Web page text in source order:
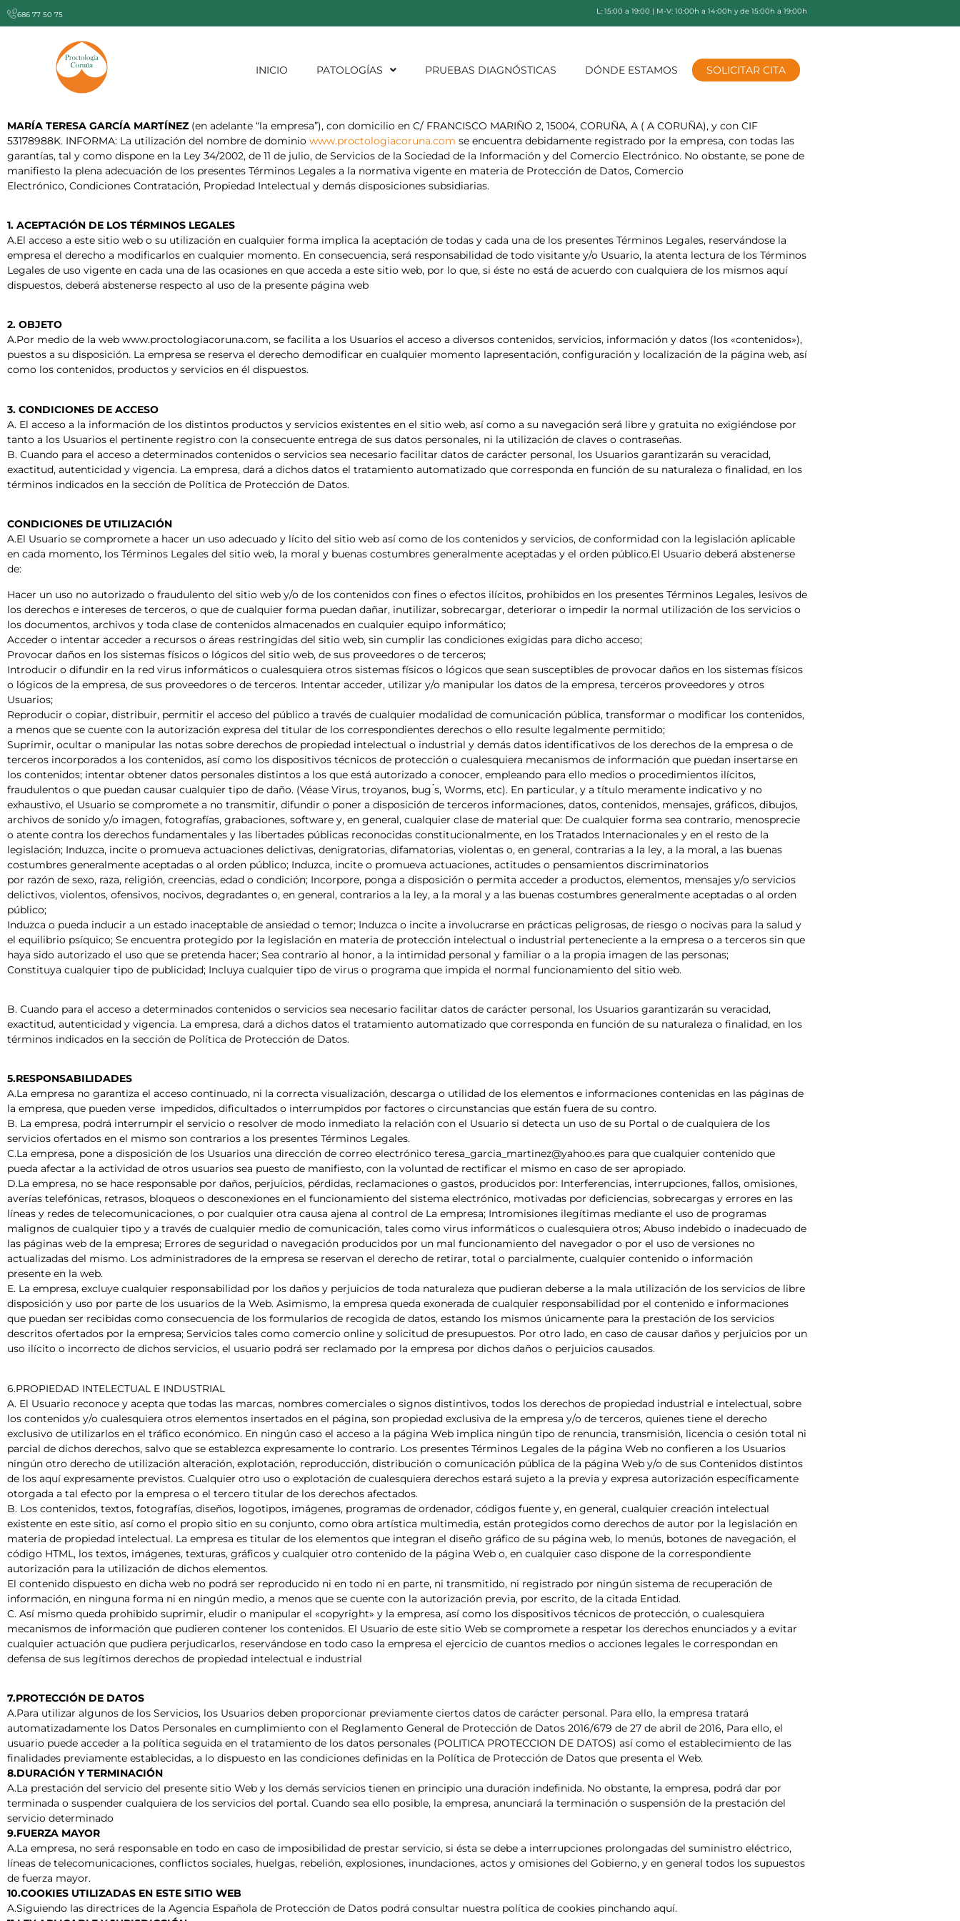
686 77 50 75 L: 15:00 a 19:00 | M-V: 10:00h a 14:00h y de 15:00h a 19:00h
INICIO PATOLOGÍAS PRUEBAS DIAGNÓSTICAS DÓNDE ESTAMOS SOLICITAR CITA
MARÍA TERESA GARCÍA MARTÍNEZ(en adelante “la empresa”), con domicilio en C/ FRANCISCO MARIÑO 2, 15004, CORUÑA, A ( A CORUÑA), y con CIF
53178988K. INFORMA: La utilización del nombre de dominio www.proctologiacoruna.com se encuentra debidamente registrado por la empresa, con todas las
garantías, tal y como dispone en la Ley 34/2002, de 11 de julio, de Servicios de la Sociedad de la Información y del Comercio Electrónico. No obstante, se pone de
manifiesto la plena adecuación de los presentes Términos Legales a la normativa vigente en materia de Protección de Datos, Comercio
Electrónico, Condiciones Contratación, Propiedad Intelectual y demás disposiciones subsidiarias.
1. ACEPTACIÓN DE LOS TÉRMINOS LEGALES
A.El acceso a este sitio web o su utilización en cualquier forma implica la aceptación de todas y cada una de los presentes Términos Legales, reservándose la
empresa el derecho a modificarlos en cualquier momento. En consecuencia, será responsabilidad de todo visitante y/o Usuario, la atenta lectura de los Términos
Legales de uso vigente en cada una de las ocasiones en que acceda a este sitio web, por lo que, si éste no está de acuerdo con cualquiera de los mismos aquí
dispuestos, deberá abstenerse respecto al uso de la presente página web
2. OBJETO
A.Por medio de la web www.proctologiacoruna.com, se facilita a los Usuarios el acceso a diversos contenidos, servicios, información y datos (los «contenidos»),
puestos a su disposición. La empresa se reserva el derecho demodificar en cualquier momento lapresentación, configuración y localización de la página web, así
como los contenidos, productos y servicios en él dispuestos.
3. CONDICIONES DE ACCESO
A. El acceso a la información de los distintos productos y servicios existentes en el sitio web, así como a su navegación será libre y gratuita no exigiéndose por
tanto a los Usuarios el pertinente registro con la consecuente entrega de sus datos personales, ni la utilización de claves o contraseñas.
B. Cuando para el acceso a determinados contenidos o servicios sea necesario facilitar datos de carácter personal, los Usuarios garantizarán su veracidad,
exactitud, autenticidad y vigencia. La empresa, dará a dichos datos el tratamiento automatizado que corresponda en función de su naturaleza o finalidad, en los
términos indicados en la sección de Política de Protección de Datos.
CONDICIONES DE UTILIZACIÓN
A.El Usuario se compromete a hacer un uso adecuado y lícito del sitio web así como de los contenidos y servicios, de conformidad con la legislación aplicable
en cada momento, los Términos Legales del sitio web, la moral y buenas costumbres generalmente aceptadas y el orden público.El Usuario deberá abstenerse
de:
Hacer un uso no autorizado o fraudulento del sitio web y/o de los contenidos con fines o efectos ilícitos, prohibidos en los presentes Términos Legales, lesivos de
los derechos e intereses de terceros, o que de cualquier forma puedan dañar, inutilizar, sobrecargar, deteriorar o impedir la normal utilización de los servicios o
los documentos, archivos y toda clase de contenidos almacenados en cualquier equipo informático;
Acceder o intentar acceder a recursos o áreas restringidas del sitio web, sin cumplir las condiciones exigidas para dicho acceso;
Provocar daños en los sistemas físicos o lógicos del sitio web, de sus proveedores o de terceros;
Introducir o difundir en la red virus informáticos o cualesquiera otros sistemas físicos o lógicos que sean susceptibles de provocar daños en los sistemas físicos
o lógicos de la empresa, de sus proveedores o de terceros. Intentar acceder, utilizar y/o manipular los datos de la empresa, terceros proveedores y otros
Usuarios;
Reproducir o copiar, distribuir, permitir el acceso del público a través de cualquier modalidad de comunicación pública, transformar o modificar los contenidos,
a menos que se cuente con la autorización expresa del titular de los correspondientes derechos o ello resulte legalmente permitido;
Suprimir, ocultar o manipular las notas sobre derechos de propiedad intelectual o industrial y demás datos identificativos de los derechos de la empresa o de
terceros incorporados a los contenidos, así como los dispositivos técnicos de protección o cualesquiera mecanismos de información que puedan insertarse en
los contenidos; intentar obtener datos personales distintos a los que está autorizado a conocer, empleando para ello medios o procedimientos ilícitos,
fraudulentos o que puedan causar cualquier tipo de daño. (Véase Virus, troyanos, bug ́s, Worms, etc). En particular, y a título meramente indicativo y no
exhaustivo, el Usuario se compromete a no transmitir, difundir o poner a disposición de terceros informaciones, datos, contenidos, mensajes, gráficos, dibujos,
archivos de sonido y/o imagen, fotografías, grabaciones, software y, en general, cualquier clase de material que: De cualquier forma sea contrario, menosprecie
o atente contra los derechos fundamentales y las libertades públicas reconocidas constitucionalmente, en los Tratados Internacionales y en el resto de la
legislación; Induzca, incite o promueva actuaciones delictivas, denigratorias, difamatorias, violentas o, en general, contrarias a la ley, a la moral, a las buenas
costumbres generalmente aceptadas o al orden público; Induzca, incite o promueva actuaciones, actitudes o pensamientos discriminatorios
por razón de sexo, raza, religión, creencias, edad o condición; Incorpore, ponga a disposición o permita acceder a productos, elementos, mensajes y/o servicios
delictivos, violentos, ofensivos, nocivos, degradantes o, en general, contrarios a la ley, a la moral y a las buenas costumbres generalmente aceptadas o al orden
público;
Induzca o pueda inducir a un estado inaceptable de ansiedad o temor; Induzca o incite a involucrarse en prácticas peligrosas, de riesgo o nocivas para la salud y
el equilibrio psíquico; Se encuentra protegido por la legislación en materia de protección intelectual o industrial perteneciente a la empresa o a terceros sin que
haya sido autorizado el uso que se pretenda hacer; Sea contrario al honor, a la intimidad personal y familiar o a la propia imagen de las personas;
Constituya cualquier tipo de publicidad; Incluya cualquier tipo de virus o programa que impida el normal funcionamiento del sitio web.
B. Cuando para el acceso a determinados contenidos o servicios sea necesario facilitar datos de carácter personal, los Usuarios garantizarán su veracidad,
exactitud, autenticidad y vigencia. La empresa, dará a dichos datos el tratamiento automatizado que corresponda en función de su naturaleza o finalidad, en los
términos indicados en la sección de Política de Protección de Datos.
5.RESPONSABILIDADES
A.La empresa no garantiza el acceso continuado, ni la correcta visualización, descarga o utilidad de los elementos e informaciones contenidas en las páginas de
la empresa, que pueden verse impedidos, dificultados o interrumpidos por factores o circunstancias que están fuera de su contro.
B. La empresa, podrá interrumpir el servicio o resolver de modo inmediato la relación con el Usuario si detecta un uso de su Portal o de cualquiera de los
servicios ofertados en el mismo son contrarios a los presentes Términos Legales.
C.La empresa, pone a disposición de los Usuarios una dirección de correo electrónico teresa_garcia_martinez@yahoo.es para que cualquier contenido que
pueda afectar a la actividad de otros usuarios sea puesto de manifiesto, con la voluntad de rectificar el mismo en caso de ser apropiado.
D.La empresa, no se hace responsable por daños, perjuicios, pérdidas, reclamaciones o gastos, producidos por: Interferencias, interrupciones, fallos, omisiones,
averías telefónicas, retrasos, bloqueos o desconexiones en el funcionamiento del sistema electrónico, motivadas por deficiencias, sobrecargas y errores en las
líneas y redes de telecomunicaciones, o por cualquier otra causa ajena al control de La empresa; Intromisiones ilegítimas mediante el uso de programas
malignos de cualquier tipo y a través de cualquier medio de comunicación, tales como virus informáticos o cualesquiera otros; Abuso indebido o inadecuado de
las páginas web de la empresa; Errores de seguridad o navegación producidos por un mal funcionamiento del navegador o por el uso de versiones no
actualizadas del mismo. Los administradores de la empresa se reservan el derecho de retirar, total o parcialmente, cualquier contenido o información
presente en la web.
E. La empresa, excluye cualquier responsabilidad por los daños y perjuicios de toda naturaleza que pudieran deberse a la mala utilización de los servicios de libre
disposición y uso por parte de los usuarios de la Web. Asimismo, la empresa queda exonerada de cualquier responsabilidad por el contenido e informaciones
que puedan ser recibidas como consecuencia de los formularios de recogida de datos, estando los mismos únicamente para la prestación de los servicios
descritos ofertados por la empresa; Servicios tales como comercio online y solicitud de presupuestos. Por otro lado, en caso de causar daños y perjuicios por un
uso ilícito o incorrecto de dichos servicios, el usuario podrá ser reclamado por la empresa por dichos daños o perjuicios causados.
6.PROPIEDAD INTELECTUAL E INDUSTRIAL
A. El Usuario reconoce y acepta que todas las marcas, nombres comerciales o signos distintivos, todos los derechos de propiedad industrial e intelectual, sobre
los contenidos y/o cualesquiera otros elementos insertados en el página, son propiedad exclusiva de la empresa y/o de terceros, quienes tiene el derecho
exclusivo de utilizarlos en el tráfico económico. En ningún caso el acceso a la página Web implica ningún tipo de renuncia, transmisión, licencia o cesión total ni
parcial de dichos derechos, salvo que se establezca expresamente lo contrario. Los presentes Términos Legales de la página Web no confieren a los Usuarios
ningún otro derecho de utilización alteración, explotación, reproducción, distribución o comunicación pública de la página Web y/o de sus Contenidos distintos
de los aquí expresamente previstos. Cualquier otro uso o explotación de cualesquiera derechos estará sujeto a la previa y expresa autorización específicamente
otorgada a tal efecto por la empresa o el tercero titular de los derechos afectados.
B. Los contenidos, textos, fotografías, diseños, logotipos, imágenes, programas de ordenador, códigos fuente y, en general, cualquier creación intelectual
existente en este sitio, así como el propio sitio en su conjunto, como obra artística multimedia, están protegidos como derechos de autor por la legislación en
materia de propiedad intelectual. La empresa es titular de los elementos que integran el diseño gráfico de su página web, lo menús, botones de navegación, el
código HTML, los textos, imágenes, texturas, gráficos y cualquier otro contenido de la página Web o, en cualquier caso dispone de la correspondiente
autorización para la utilización de dichos elementos.
El contenido dispuesto en dicha web no podrá ser reproducido ni en todo ni en parte, ni transmitido, ni registrado por ningún sistema de recuperación de
información, en ninguna forma ni en ningún medio, a menos que se cuente con la autorización previa, por escrito, de la citada Entidad.
C. Así mismo queda prohibido suprimir, eludir o manipular el «copyright» y la empresa, así como los dispositivos técnicos de protección, o cualesquiera
mecanismos de información que pudieren contener los contenidos. El Usuario de este sitio Web se compromete a respetar los derechos enunciados y a evitar
cualquier actuación que pudiera perjudicarlos, reservándose en todo caso la empresa el ejercicio de cuantos medios o acciones legales le correspondan en
defensa de sus legítimos derechos de propiedad intelectual e industrial
7.PROTECCIÓN DE DATOS
A.Para utilizar algunos de los Servicios, los Usuarios deben proporcionar previamente ciertos datos de carácter personal. Para ello, la empresa tratará
automatizadamente los Datos Personales en cumplimiento con el Reglamento General de Protección de Datos 2016/679 de 27 de abril de 2016, Para ello, el
usuario puede acceder a la política seguida en el tratamiento de los datos personales (POLITICA PROTECCION DE DATOS) así como el establecimiento de las
finalidades previamente establecidas, a lo dispuesto en las condiciones definidas en la Política de Protección de Datos que presenta el Web.
8.DURACIÓN Y TERMINACIÓN
A.La prestación del servicio del presente sitio Web y los demás servicios tienen en principio una duración indefinida. No obstante, la empresa, podrá dar por
terminada o suspender cualquiera de los servicios del portal. Cuando sea ello posible, la empresa, anunciará la terminación o suspensión de la prestación del
servicio determinado
9.FUERZA MAYOR
A.La empresa, no será responsable en todo en caso de imposibilidad de prestar servicio, si ésta se debe a interrupciones prolongadas del suministro eléctrico,
líneas de telecomunicaciones, conflictos sociales, huelgas, rebelión, explosiones, inundaciones, actos y omisiones del Gobierno, y en general todos los supuestos
de fuerza mayor.
10.COOKIES UTILIZADAS EN ESTE SITIO WEB
A.Siguiendo las directrices de la Agencia Española de Protección de Datos podrá consultar nuestra política de cookies pinchando aquí.